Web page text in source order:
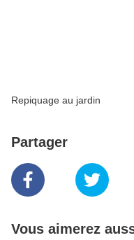
Repiquage au jardin
Partager
Vous aimerez